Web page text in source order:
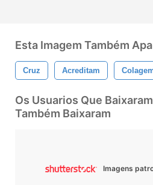
Esta Imagem Também
Cruz Acreditam
Os Usuarios Que
Também Baixaram
Imagens